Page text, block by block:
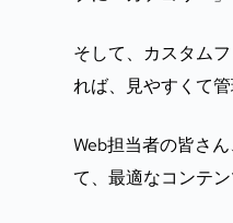
そして、カスタム
れば、見やすくて
Web担当者の皆さ
て、最適なコンテ